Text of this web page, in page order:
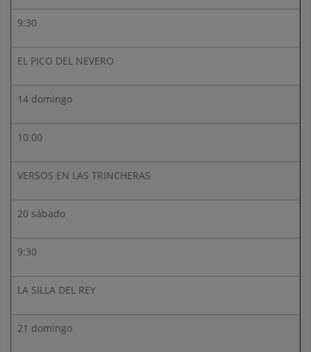
9:30
EL PICO DEL NEVERO
14 domingo
10:00
VERSOS EN LAS TRINCHERAS
20 sábado
9:30
LA SILLA DEL REY
21 domingo